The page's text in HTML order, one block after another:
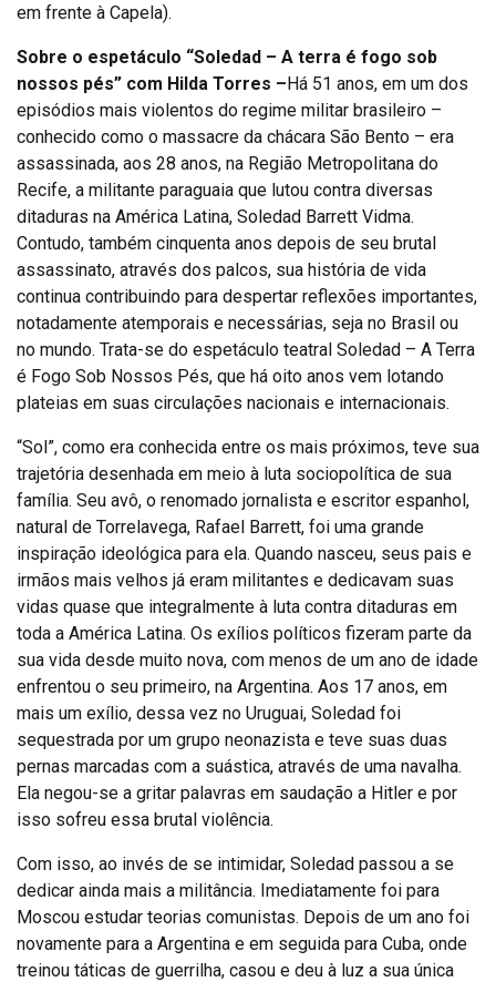
em frente à Capela).
Sobre o espetáculo “Soledad – A terra é fogo sob
nossos pés” com Hilda Torres –Há 51 anos, em um dos
episódios mais violentos do regime militar brasileiro –
conhecido como o massacre da chácara São Bento – era
assassinada, aos 28 anos, na Região Metropolitana do
Recife, a militante paraguaia que lutou contra diversas
ditaduras na América Latina, Soledad Barrett Vidma.
Contudo, também cinquenta anos depois de seu brutal
assassinato, através dos palcos, sua história de vida
continua contribuindo para despertar reflexões importantes,
notadamente atemporais e necessárias, seja no Brasil ou
no mundo. Trata-se do espetáculo teatral Soledad – A Terra
é Fogo Sob Nossos Pés, que há oito anos vem lotando
plateias em suas circulações nacionais e internacionais.
“Sol”, como era conhecida entre os mais próximos, teve sua
trajetória desenhada em meio à luta sociopolítica de sua
família. Seu avô, o renomado jornalista e escritor espanhol,
natural de Torrelavega, Rafael Barrett, foi uma grande
inspiração ideológica para ela. Quando nasceu, seus pais e
irmãos mais velhos já eram militantes e dedicavam suas
vidas quase que integralmente à luta contra ditaduras em
toda a América Latina. Os exílios políticos fizeram parte da
sua vida desde muito nova, com menos de um ano de idade
enfrentou o seu primeiro, na Argentina. Aos 17 anos, em
mais um exílio, dessa vez no Uruguai, Soledad foi
sequestrada por um grupo neonazista e teve suas duas
pernas marcadas com a suástica, através de uma navalha.
Ela negou-se a gritar palavras em saudação a Hitler e por
isso sofreu essa brutal violência.
Com isso, ao invés de se intimidar, Soledad passou a se
dedicar ainda mais a militância. Imediatamente foi para
Moscou estudar teorias comunistas. Depois de um ano foi
novamente para a Argentina e em seguida para Cuba, onde
treinou táticas de guerrilha, casou e deu à luz a sua única